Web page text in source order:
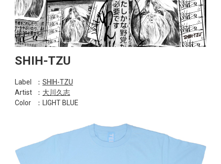
SHIH-TZU
Label ： SHIH-TZU
Artist
： 大川久志
Color
：LIGHT BLUE